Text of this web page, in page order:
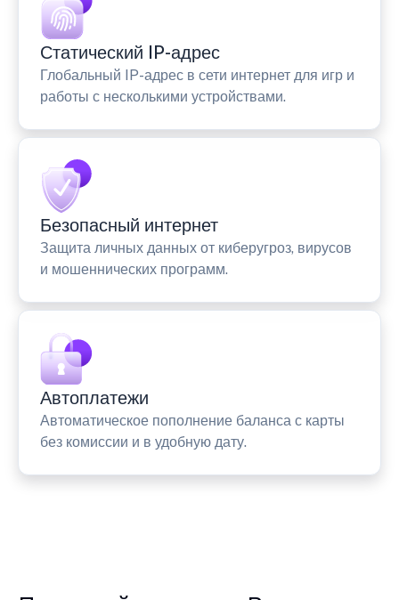
Статический IP-адрес
Глобальный IP-адрес в сети интернет для игр и
работы с несколькими устройствами.
Безопасный интернет
Защита личных данных от киберугроз, вирусов
и мошеннических программ.
Автоплатежи
Автоматическое пополнение баланса с карты
без комиссии и в удобную дату.